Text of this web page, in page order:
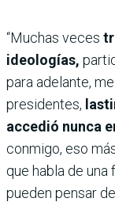
“Muchas veces
ideologías,
para adelante,
presidentes,
accedió nunca
conmigo, eso
que habla de
pueden pensar